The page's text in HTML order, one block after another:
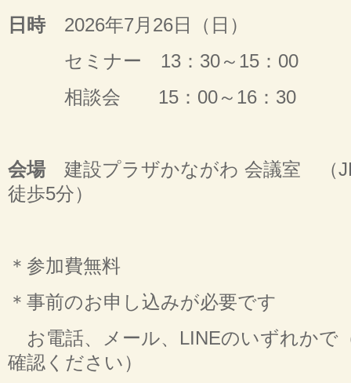
日時2026年7月26日（日）
セミナー 13：30～15：00
相談会 15：00～16：30
会場建設プラザかながわ 会議室 （
徒歩5分）
＊参加費無料
＊事前のお申し込みが必要です
お電話、メール、LINEのいずれかで
確認ください）